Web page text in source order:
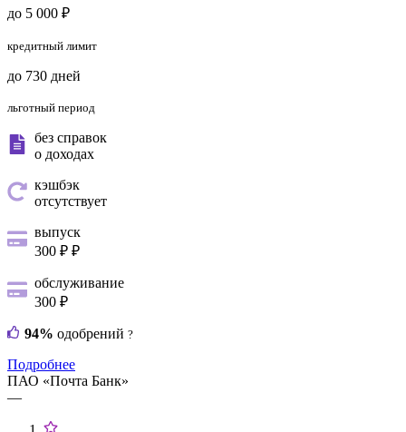
до 5 000 ₽
кредитный лимит
до 730 дней
льготный период
без справок
о доходах
кэшбэк
отсутствует
выпуск
300 ₽ ₽
обслуживание
300 ₽
94% одобрений ?
Подробнее
ПАО «Почта Банк»
—